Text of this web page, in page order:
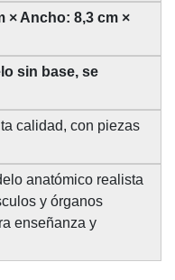
× Ancho: 8,3 cm ×
sin base, se
calidad, con piezas
anatómico realista
y órganos
enseñanza y